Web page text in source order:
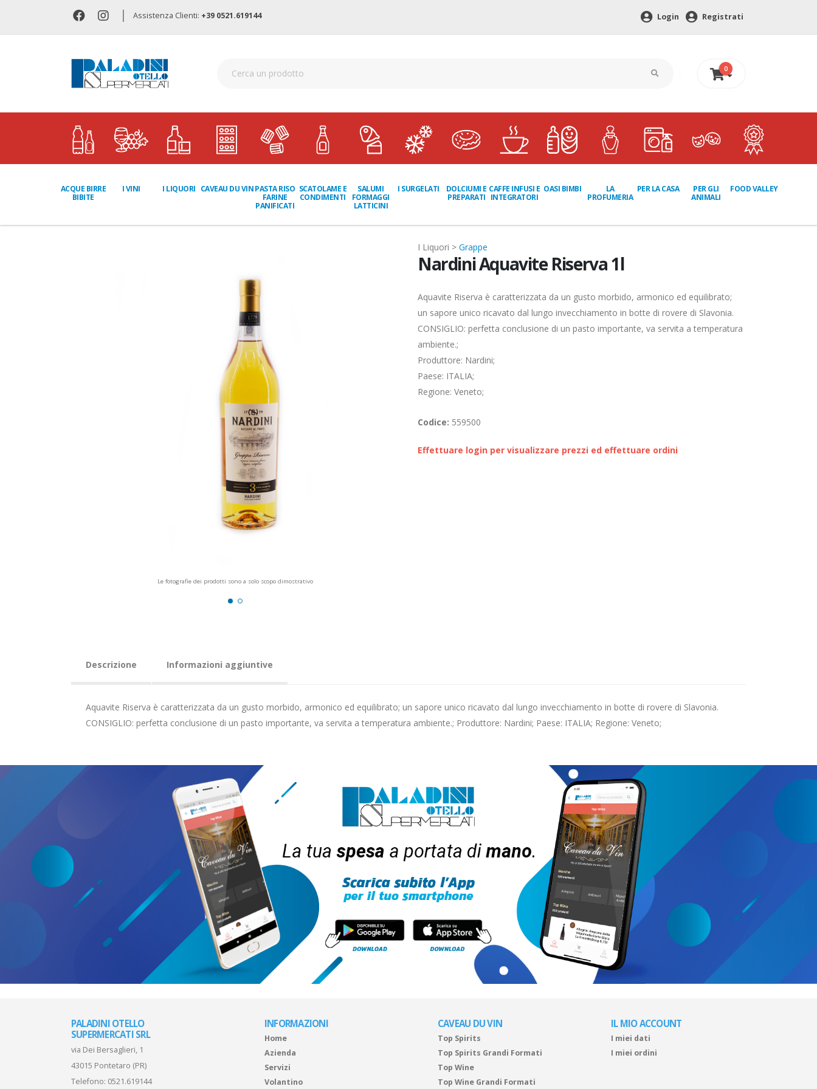
| Assistenza Clienti: +39 0521.619144 Login Registrati
0
0 €
ACQUE BIRRE
BIBITE
I VINI I LIQUORI CAVEAU DU VINPASTA RISO
FARINE
PANIFICATI
SCATOLAME E
CONDIMENTI
SALUMI
FORMAGGI
LATTICINI
I SURGELATI
DOLCIUMI E
PREPARATI
CAFFE INFUSI E
INTEGRATORI
OASI BIMBI
LA
PROFUMERIA
PER LA CASA
PER GLI
ANIMALI
FOOD VALLEY
Le fotografie dei prodotti sono a solo scopo dimostrativo
I Liquori > Grappe
Nardini Aquavite Riserva 1l
Aquavite Riserva è caratterizzata da un gusto morbido, armonico ed equilibrato;
un sapore unico ricavato dal lungo invecchiamento in botte di rovere di Slavonia.
CONSIGLIO: perfetta conclusione di un pasto importante, va servita a temperatura
ambiente.;
Produttore: Nardini;
Paese: ITALIA;
Regione: Veneto;
Codice: 559500
Effettuare login per visualizzare prezzi ed effettuare ordini
Descrizione Informazioni aggiuntive
Aquavite Riserva è caratterizzata da un gusto morbido, armonico ed equilibrato; un sapore unico ricavato dal lungo invecchiamento in botte di rovere di Slavonia.
CONSIGLIO: perfetta conclusione di un pasto importante, va servita a temperatura ambiente.; Produttore: Nardini; Paese: ITALIA; Regione: Veneto;
PALADINI OTELLO
SUPERMERCATI SRL
via Dei Bersaglieri, 1
43015 Pontetaro (PR)
Telefono: 0521.619144
INFORMAZIONI
Home
Azienda
Servizi
Volantino
CAVEAU DU VIN
Top Spirits
Top Spirits Grandi Formati
Top Wine
Top Wine Grandi Formati
IL MIO ACCOUNT
I miei dati
I miei ordini